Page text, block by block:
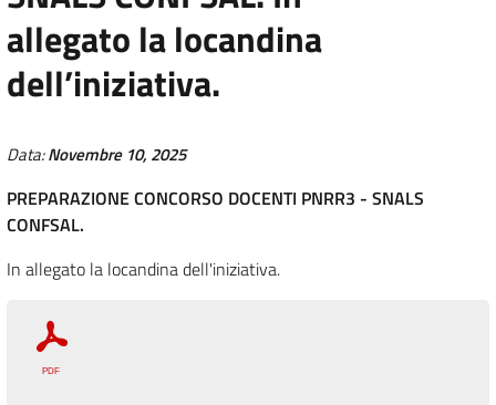
allegato la locandina
dell’iniziativa.
Data:Novembre 10, 2025
PREPARAZIONE CONCORSO DOCENTI PNRR3 - SNALS
CONFSAL.
In allegato la locandina dell'iniziativa.